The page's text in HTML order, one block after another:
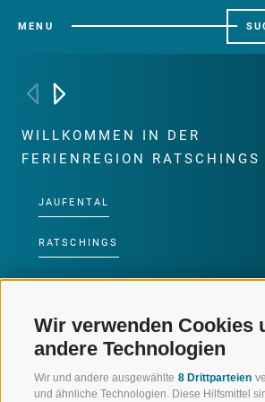
Wir verwenden Cookies
andere Technologien
Wir und andere ausgewählte 8 Drittparteien
und ähnliche Technologien. Diese Hilfsmittel
MENU
WILLKOMMEN IN DER
FERIENREGION RATSCHINGS
JAUFENTAL
RATSCHINGS
RIDNAUNTAL
BERGBAHNEN
SKISCHULE RATSCHINGS